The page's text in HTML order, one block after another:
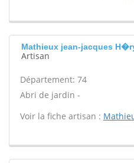
Mathieux jean-jacques
Artisan
Département: 74
Abri de jardin -
Voir la fiche artisan :